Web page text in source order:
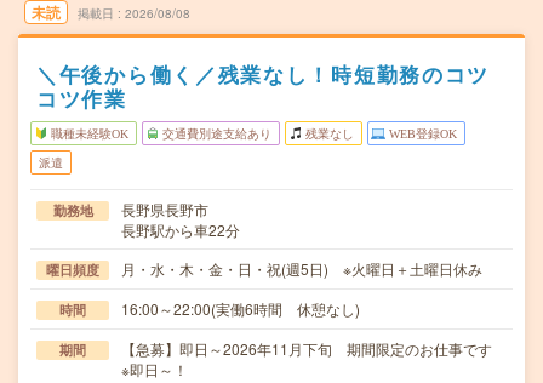
未読 掲載日 2026/08/08
＼午後から働く／残業なし！時短勤務のコツ
コツ作業
職種未経験OK 交通費別途支給あり 残業なし WEB登録OK
派遣
勤務地
長野県長野市
長野駅から車22分
曜日頻度 月・水・木・金・日・祝(週5日) ※火曜日＋土曜日休み
時間 16:00～22:00(実働6時間 休憩なし)
期間
【急募】即日～2026年11月下旬 期間限定のお仕事です
※即日～！